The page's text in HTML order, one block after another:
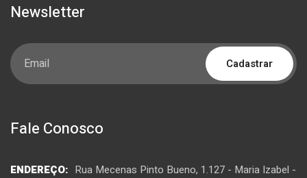
Newsletter
Cadastrar
Fale Conosco
ENDEREÇO: Rua Mecenas Pinto Bueno, 1.127 - Maria Izabel -